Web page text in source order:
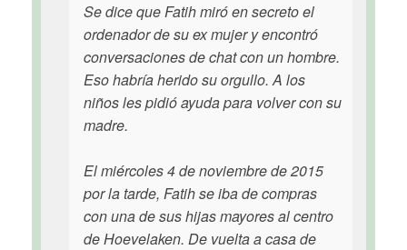
Se dice que Fatih miró en secreto el
ordenador de su ex mujer y encontró
conversaciones de chat con un hombre.
Eso habría herido su orgullo. A los
niños les pidió ayuda para volver con su
madre.
El miércoles 4 de noviembre de 2015
por la tarde, Fatih se iba de compras
con una de sus hijas mayores al centro
de Hoevelaken. De vuelta a casa de